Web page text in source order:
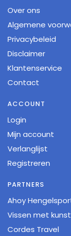
Over ons
Algemene
Privacybeleid
Disclaimer
Klantenservice
Contact
ACCOUNT
Login
Mijn account
Verlanglijst
Registreren
PARTNERS
Ahoy
Vissen met
Cordes Travel